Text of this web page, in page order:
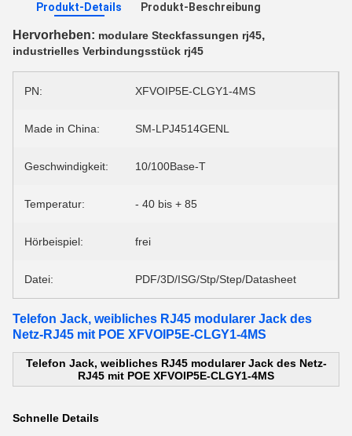
Produkt-Details Produkt-Beschreibung
Hervorheben: modulare Steckfassungen rj45,
industrielles Verbindungsstück rj45
PN: XFVOIP5E-CLGY1-4MS
Made in China: SM-LPJ4514GENL
Geschwindigkeit: 10/100Base-T
Temperatur: - 40 bis + 85
Hörbeispiel: frei
Datei: PDF/3D/ISG/Stp/Step/Datasheet
Telefon Jack, weibliches RJ45 modularer Jack des
Netz-RJ45 mit POE XFVOIP5E-CLGY1-4MS
Telefon Jack, weibliches RJ45 modularer Jack des Netz-
RJ45 mit POE XFVOIP5E-CLGY1-4MS
Schnelle Details